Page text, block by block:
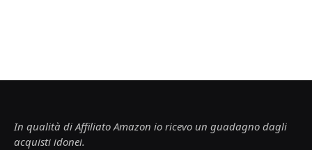
In qualità di Affiliato Amazon io ricevo un guadagno dagli
acquisti idonei.